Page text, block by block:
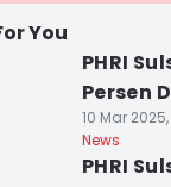
You
PHRI
Persen
10 Mar
News
PHRI